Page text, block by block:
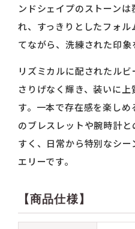
ンドシェイプのストーン
れ、すっきりとしたフォ
てながら、洗練された印象
リズミカルに配されたル
さりげなく輝き、装いに
す。一本で存在感を楽し
のブレスレットや腕時計
すく、日常から特別なシ
エリーです。
【商品仕様】